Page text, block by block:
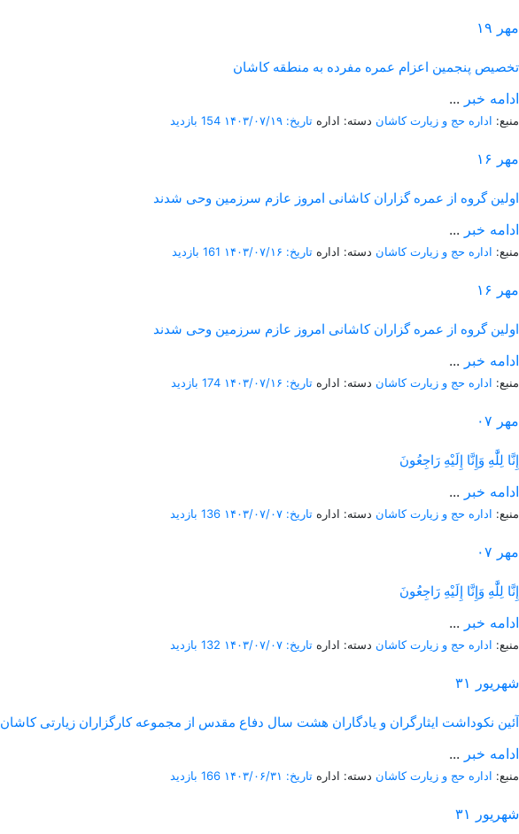
۱۹ مهر
تخصیص پنجمین اعزام عمره مفرده به منطقه کاشان
... ادامه خبر
منبع: اداره حج و زیارت کاشان دسته: اداره تاریخ: ۱۴۰۳/۰۷/۱۹ 154 بازدید
۱۶ مهر
اولین گروه از عمره گزاران کاشانی امروز عازم سرزمین وحی شدند
... ادامه خبر
منبع: اداره حج و زیارت کاشان دسته: اداره تاریخ: ۱۴۰۳/۰۷/۱۶ 161 بازدید
۱۶ مهر
اولین گروه از عمره گزاران کاشانی امروز عازم سرزمین وحی شدند
... ادامه خبر
منبع: اداره حج و زیارت کاشان دسته: اداره تاریخ: ۱۴۰۳/۰۷/۱۶ 174 بازدید
۰۷ مهر
إِنَّا لِلَّٰهِ وَإِنَّا إِلَيْهِ رَاجِعُونَ
... ادامه خبر
منبع: اداره حج و زیارت کاشان دسته: اداره تاریخ: ۱۴۰۳/۰۷/۰۷ 136 بازدید
۰۷ مهر
إِنَّا لِلَّٰهِ وَإِنَّا إِلَيْهِ رَاجِعُونَ
... ادامه خبر
منبع: اداره حج و زیارت کاشان دسته: اداره تاریخ: ۱۴۰۳/۰۷/۰۷ 132 بازدید
۳۱ شهریور
آئین نکوداشت ایثارگران و یادگاران هشت سال دفاع مقدس از مجموعه کارگزاران زیارتی کاشان
... ادامه خبر
منبع: اداره حج و زیارت کاشان دسته: اداره تاریخ: ۱۴۰۳/۰۶/۳۱ 166 بازدید
۳۱ شهریور